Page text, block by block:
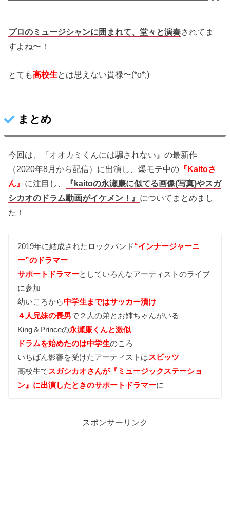
プロのミュージシャンに囲まれて、堂々と演奏されてま
すよね〜！
とても高校生とは思えない貫禄〜(*o*;)
まとめ
今回は、『オオカミくんには騙されない』の最新作
（2020年8月から配信）に出演し、爆モテ中の 『Kaitoさ
ん』 に注目し、
『kaitoの永瀬廉に似てる画像(写真)やスガ
シカオのドラム動画がイケメン！』 についてまとめまし
た！
2019年に結成されたロックバンド“インナージャーニ
ー”のドラマー
サポートドラマーとしていろんなアーティストのライブ
に参加
幼いころから中学生まではサッカー漬け
４人兄妹の長男で２人の弟とお姉ちゃんがいる
King＆Princeの永瀬廉くんと激似
ドラムを始めたのは中学生のころ
いちばん影響を受けたアーティストはスピッツ
高校生でスガシカオさんが『ミュージックステーショ
ン』に出演したときのサポートドラマーに
スポンサーリンク